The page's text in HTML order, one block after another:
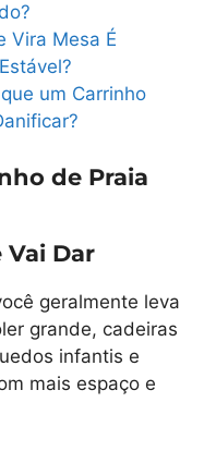
Vira Mesa É
um Carrinho
de Praia
Vai Dar
geralmente leva
grande, cadeiras
infantis e
mais espaço e